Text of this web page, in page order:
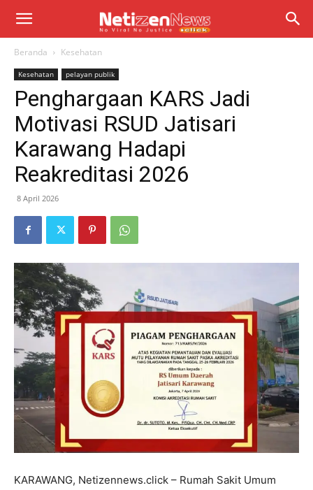
Beranda Kesehatan
Kesehatan pelayan publik
Penghargaan KARS Jadi
Motivasi RSUD Jatisari
Karawang Hadapi
Reakreditasi 2026
8 April 2026
KARAWANG, Netizennews.click – Rumah Sakit Umum